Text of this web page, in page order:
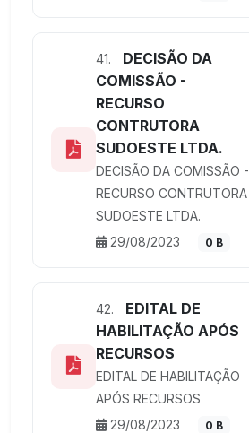
41.
DECISÃO DA
COMISSÃO -
RECURSO
CONTRUTORA
SUDOESTE LTDA.
DECISÃO DA COMISSÃO -
RECURSO CONTRUTORA
SUDOESTE LTDA.
29/08/2023
0 B
42.
EDITAL DE
HABILITAÇÃO APÓS
RECURSOS
EDITAL DE HABILITAÇÃO
APÓS RECURSOS
29/08/2023
0 B